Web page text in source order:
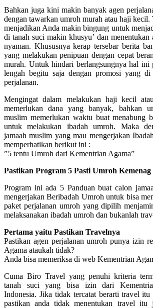
Bahkan juga kini makin banyak agen
dengan tawarkan umroh murah atau haji kecil.
menjadikan Anda makin bingung untuk
di tanah suci makin khusyu’ dan menentukan
nyaman. Khususnya kerap tersebar berita
yang melakukan penipuan dengan cepat
murah. Untuk hindari berlangsungnya hal ini
lengah begitu saja dengan promosi yang
perjalanan.
Mengingat dalam melakukan haji kecil
memerlukan dana yang banyak, bahkan
muslim memerlukan waktu buat menabung
untuk melakukan ibadah umroh. Maka
jamaah muslim yang mau mengerjakan
memperhatikan berikut ini :
”5 tentu Umroh dari Kementrian Agama”
Pastikan Program 5 Pasti Umroh Kemenag
Program ini ada 5 Panduan buat calon
mengerjakan Beribadah Umroh untuk bisa
paket perjalanan umroh yang dipilih
melaksanakan ibadah umroh dan bukanlah
Pertama yaitu Pastikan Travelnya
Pastikan agen perjalanan umroh punya izin
Agama ataukah tidak?
Anda bisa memeriksa di web Kementrian
Cuma Biro Travel yang penuhi kriteria
tanah suci yang bisa izin dari
Indonesia. Jika tidak tercatat berarti travel
pastikan anda tidak menentukan travel itu